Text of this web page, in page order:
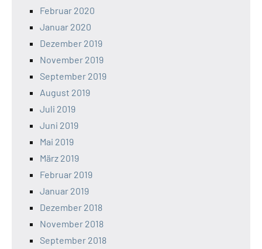
Februar 2020
Januar 2020
Dezember 2019
November 2019
September 2019
August 2019
Juli 2019
Juni 2019
Mai 2019
März 2019
Februar 2019
Januar 2019
Dezember 2018
November 2018
September 2018